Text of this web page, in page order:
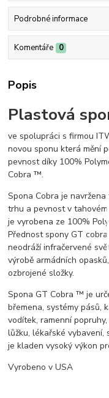
Podrobné informace
Komentáře 0
Popis
Plastová
ve spolupráci s firmou
novou sponu která mění
pevnost díky 100%
Cobra ™.
Spona Cobra je
trhu a pevnost v
je vyrobena ze 100%
Přednost spony GT
neodráží infračervené
výrobě armádních
ozbrojené složky.
Spona GT Cobra ™ je
břemena, systémy pásů,
vodítek, ramenní
lůžku, lékařské
je kladen vysoký výkon
Vyrobeno v USA